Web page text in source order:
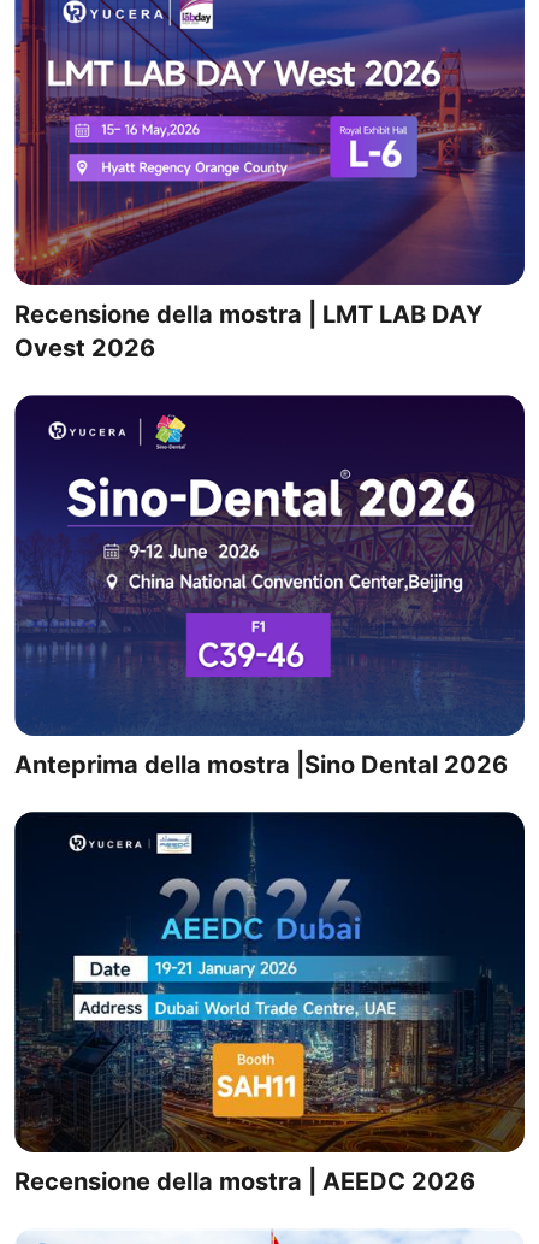
Recensione della mostra | LMT LAB DAY
Ovest 2026
Anteprima della mostra |Sino Dental 2026
Recensione della mostra | AEEDC 2026